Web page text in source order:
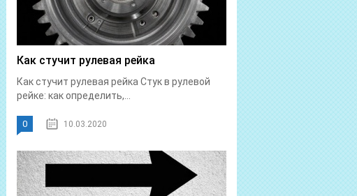
Как стучит рулевая рейка
Как стучит рулевая рейка Стук в рулевой
рейке: как определить,...
0 10.03.2020